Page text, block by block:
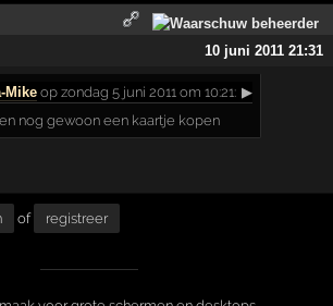
10 juni 2011 21:31
Mikeop zondag 5 juni 2011 om 10:21: ▶
nog gewoon een kaartje kopen
of registreer